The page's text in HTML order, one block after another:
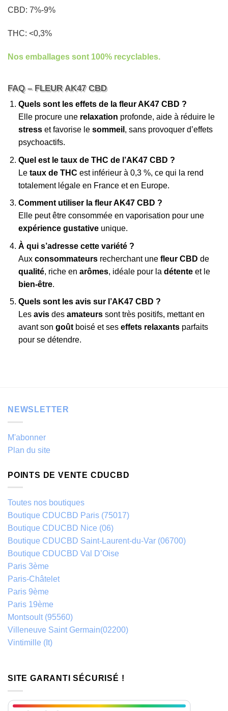
CBD: 7%-9%
THC: <0,3%
Nos emballages sont 100% recyclables.
FAQ – FLEUR AK47 CBD
Quels sont les effets de la fleur AK47 CBD ?
Elle procure une relaxation profonde, aide à réduire le
stresset favorise le sommeil , sans provoquer d’effets
psychoactifs.
Quel est le taux de THC de l’AK47 CBD ?
Le taux de THC est inférieur à 0,3 %, ce qui la rend
totalement légale en France et en Europe.
Comment utiliser la fleur AK47 CBD ?
Elle peut être consommée en vaporisation pour une
expérience gustativeunique.
À qui s’adresse cette variété ?
Aux consommateursrecherchant une fleur CBD de
qualité, riche en arômes, idéale pour la détenteet le
bien-être.
Quels sont les avis sur l’AK47 CBD ?
Les avisdes amateurssont très positifs, mettant en
avant son goûtboisé et ses effets relaxantsparfaits
pour se détendre.
NEWSLETTER
M'abonner
Plan du site
POINTS DE VENTE CDUCBD
Toutes nos boutiques
Boutique CDUCBD Paris (75017)
Boutique CDUCBD Nice (06)
Boutique CDUCBD Saint-Laurent-du-Var (06700)
Boutique CDUCBD Val D’Oise
Paris 3ème
Paris-Châtelet
Paris 9ème
Paris 19ème
Montsoult (95560)
Villeneuve Saint Germain(02200)
Vintimille (It)
SITE GARANTI SÉCURISÉ !